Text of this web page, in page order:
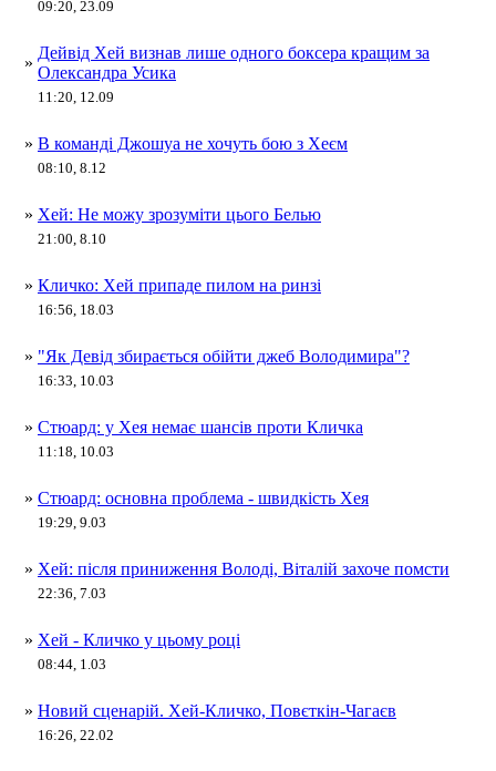
09:20, 23.09
»
Дейвід Хей визнав лише одного боксера кращим за
Олександра Усика
11:20, 12.09
» В команді Джошуа не хочуть бою з Хеєм
08:10, 8.12
» Хей: Не можу зрозуміти цього Белью
21:00, 8.10
» Кличко: Хей припаде пилом на ринзі
16:56, 18.03
» "Як Девід збирається обійти джеб Володимира"?
16:33, 10.03
» Стюард: у Хея немає шансів проти Кличка
11:18, 10.03
» Стюард: основна проблема - швидкість Хея
19:29, 9.03
» Хей: після приниження Володі, Віталій захоче помсти
22:36, 7.03
» Хей - Кличко у цьому році
08:44, 1.03
» Новий сценарій. Хей-Кличко, Повєткін-Чагаєв
16:26, 22.02